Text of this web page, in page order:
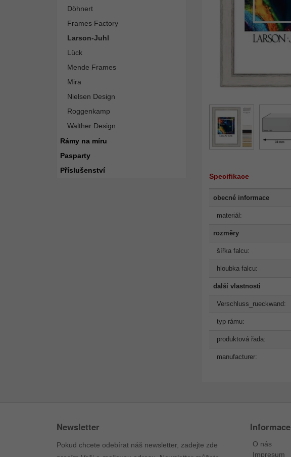
Döhnert
Frames Factory
Larson-Juhl
Lück
Mende Frames
Mira
Nielsen Design
Roggenkamp
Walther Design
Rámy na míru
Pasparty
Příslušenství
Specifikace
obecné informace
materiál:
rozměry
šířka falcu:
hloubka falcu:
další vlastnosti
Verschluss_rueckwand:
typ rámu:
produktová řada:
manufacturer:
Newsletter
Pokud chcete odebírat náš newsletter, zadejte zde
Informace
O nás
Impresum